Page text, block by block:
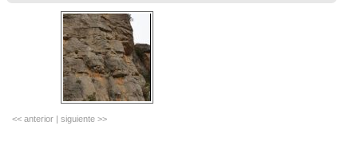
<< anterior siguiente >>